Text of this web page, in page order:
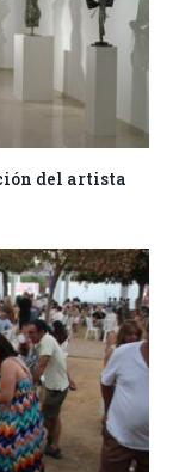
del artista